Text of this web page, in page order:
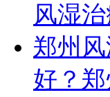
风湿
郑州
好？